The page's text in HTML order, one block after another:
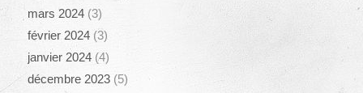
mars 2024(3)
février 2024(3)
janvier 2024(4)
décembre 2023(5)